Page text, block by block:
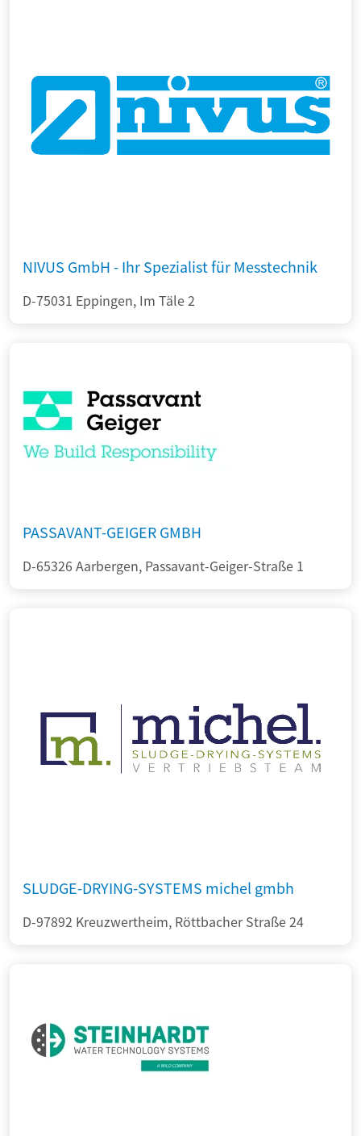
NIVUS GmbH - Ihr Spezialist für Messtechnik
D-75031 Eppingen, Im Täle 2
PASSAVANT-GEIGER GMBH
D-65326 Aarbergen, Passavant-Geiger-Straße 1
SLUDGE-DRYING-SYSTEMS michel gmbh
D-97892 Kreuzwertheim, Röttbacher Straße 24